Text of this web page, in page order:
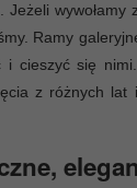
wywołamy
Ramy
cieszyć się
z różnych